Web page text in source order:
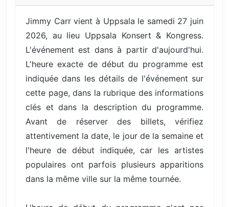
Jimmy Carr vient à Uppsala le samedi 27 juin
2026, au lieu Uppsala Konsert & Kongress.
L'événement est dans à partir d'aujourd'hui.
L'heure exacte de début du programme est
indiquée dans les détails de l'événement sur
cette page, dans la rubrique des informations
clés et dans la description du programme.
Avant de réserver des billets, vérifiez
attentivement la date, le jour de la semaine et
l'heure de début indiquée, car les artistes
populaires ont parfois plusieurs apparitions
dans la même ville sur la même tournée.